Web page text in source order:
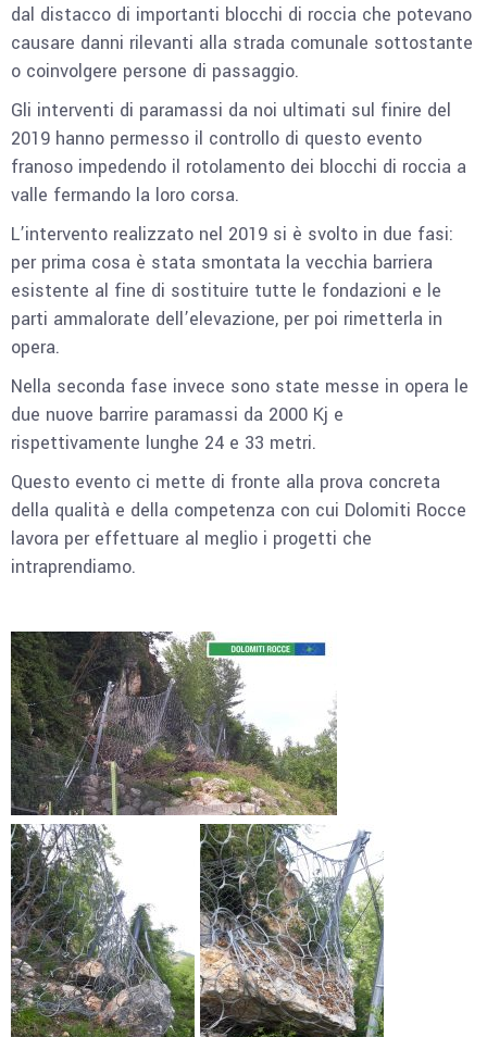
dal distacco di importanti blocchi di roccia che potevano
causare danni rilevanti alla strada comunale sottostante
o coinvolgere persone di passaggio.
Gli interventi di paramassi da noi ultimati sul finire del
2019 hanno permesso il controllo di questo evento
franoso impedendo il rotolamento dei blocchi di roccia a
valle fermando la loro corsa.
L’intervento realizzato nel 2019 si è svolto in due fasi:
per prima cosa è stata smontata la vecchia barriera
esistente al fine di sostituire tutte le fondazioni e le
parti ammalorate dell’elevazione, per poi rimetterla in
opera.
Nella seconda fase invece sono state messe in opera le
due nuove barrire paramassi da 2000 Kj e
rispettivamente lunghe 24 e 33 metri.
Questo evento ci mette di fronte alla prova concreta
della qualità e della competenza con cui Dolomiti Rocce
lavora per effettuare al meglio i progetti che
intraprendiamo.